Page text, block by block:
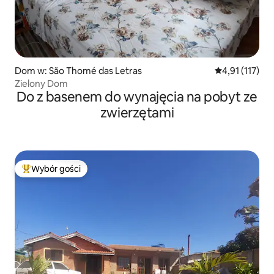
Dom w: São Thomé das Letras Średnia
4,91 (117)
Zielony Dom
Do z basenem do wynajęcia na pobyt ze
zwierzętami
Najpopularniejsze z kategorii Wybór gości
Wybór gości